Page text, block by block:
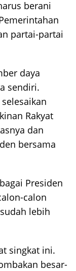
berani
partai-partai
daya
sendiri.
Rakyat
dan
bersama
Presiden
calon
lebih
singkat ini.
besar-